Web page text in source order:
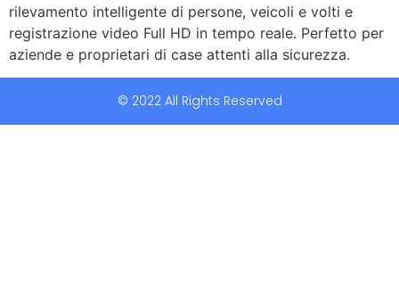
rilevamento intelligente di persone, veicoli e volti e
registrazione video Full HD in tempo reale. Perfetto per
aziende e proprietari di case attenti alla sicurezza.
© 2022 All Rights Reserved